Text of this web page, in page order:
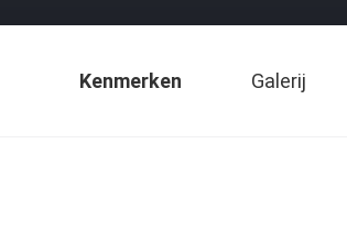
Kenmerken Galerij